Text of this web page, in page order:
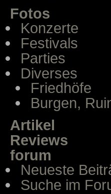
Fotos
Konzerte
Festivals
Parties
Diverses
Friedhöfe
Burgen,
Artikel
Reviews
forum
Neueste
Suche im